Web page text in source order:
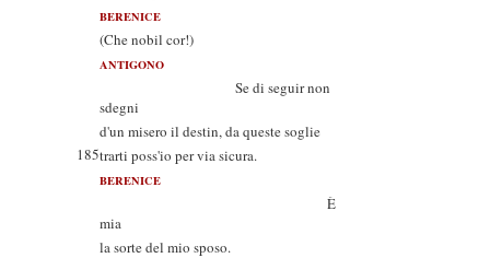
BERENICE
(Che nobil cor!)
ANTIGONO
Se di seguir non
sdegni
d'un misero il destin, da queste soglie
185trarti poss'io per via sicura.
BERENICE
È
mia
la sorte del mio sposo.